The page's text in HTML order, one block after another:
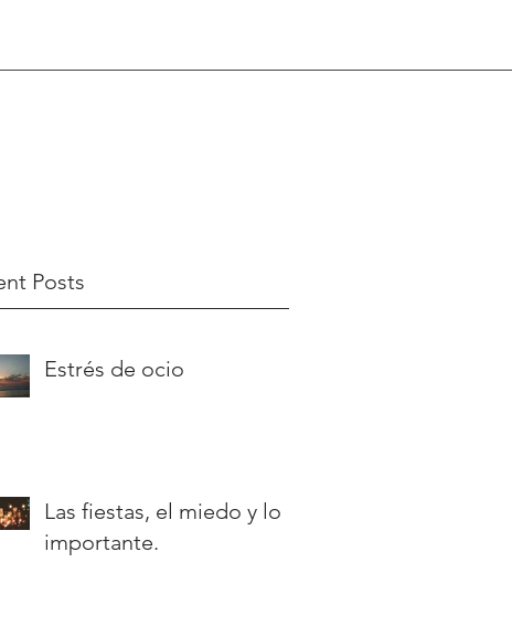
Posts
Estrés de ocio
Las fiestas, el miedo y lo
importante.